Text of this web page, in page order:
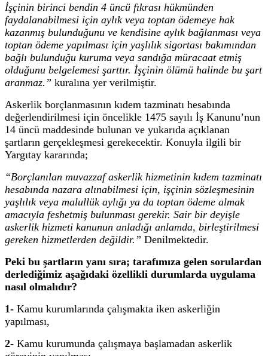
İşçinin birinci bendin 4 üncü fıkrası hükmünden
faydalanabilmesi için aylık veya toptan ödemeye hak
kazanmış bulunduğunu ve kendisine aylık bağlanması veya
toptan ödeme yapılması için yaşlılık sigortası bakımından
bağlı bulunduğu kuruma veya sandığa müracaat etmiş
olduğunu belgelemesi şarttır. İşçinin ölümü halinde bu şart
aranmaz.” kuralına yer verilmiştir.
Askerlik borçlanmasının kıdem tazminatı hesabında
değerlendirilmesi için öncelikle 1475 sayılı İş Kanunu’nun
14 üncü maddesinde bulunan ve yukarıda açıklanan
şartların gerçekleşmesi gerekecektir. Konuyla ilgili bir
Yargıtay kararında;
“Borçlanılan muvazzaf askerlik hizmetinin kıdem tazminatı
hesabında nazara alınabilmesi için, işçinin sözleşmesinin
yaşlılık veya malullük aylığı ya da toptan ödeme almak
amacıyla feshetmiş bulunması gerekir. Sair bir deyişle
askerlik hizmeti kanunun anladığı anlamda, birleştirilmesi
gereken hizmetlerden değildir.” Denilmektedir.
Peki bu şartların yanı sıra; tarafımıza gelen sorulardan
derlediğimiz aşağıdaki özellikli durumlarda uygulama
nasıl olmalıdır?
1- Kamu kurumlarında çalışmakta iken askerliğin
yapılması,
2- Kamu kurumunda çalışmaya başlamadan askerlik